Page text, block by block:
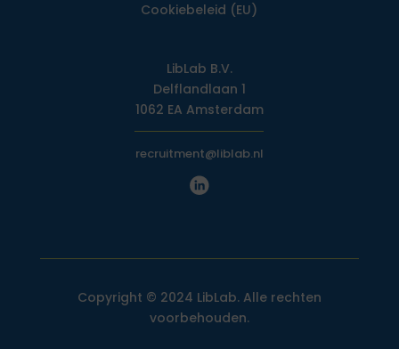
Cookiebeleid (EU)
LibLab B.V.
Delflandlaan 1
1062 EA Amsterdam
recruitment@liblab.nl
Copyright © 2024 LibLab. Alle rechten
voorbehouden.